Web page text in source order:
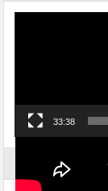
33:38